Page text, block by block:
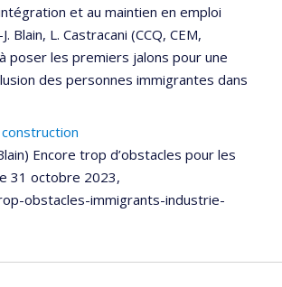
et au maintien en emploi
L. Castracani (CCQ, CEM,
poser les premiers jalons pour une
des personnes immigrantes dans
Encore trop d’obstacles pour les
31 octobre 2023,
obstacles-immigrants-industrie-